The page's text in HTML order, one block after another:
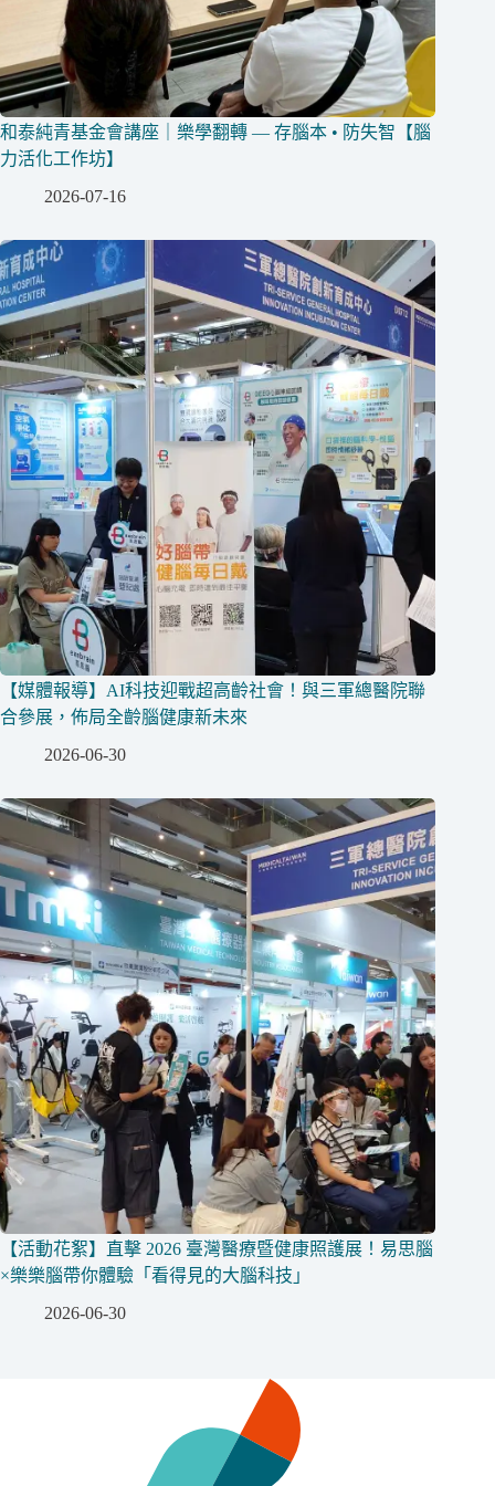
和泰純青基金會講座｜樂學翻轉 — 存腦本 • 防失智【腦
力活化工作坊】
2026-07-16
【媒體報導】AI科技迎戰超高齡社會！與三軍總醫院聯
合參展，佈局全齡腦健康新未來
2026-06-30
【活動花絮】直擊 2026 臺灣醫療暨健康照護展！易思腦
×樂樂腦帶你體驗「看得見的大腦科技」
2026-06-30